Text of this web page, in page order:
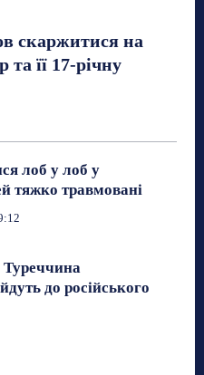
скаржитися на
та її 17-річну
лоб у лоб у
тяжко травмовані
Туреччина
до російського